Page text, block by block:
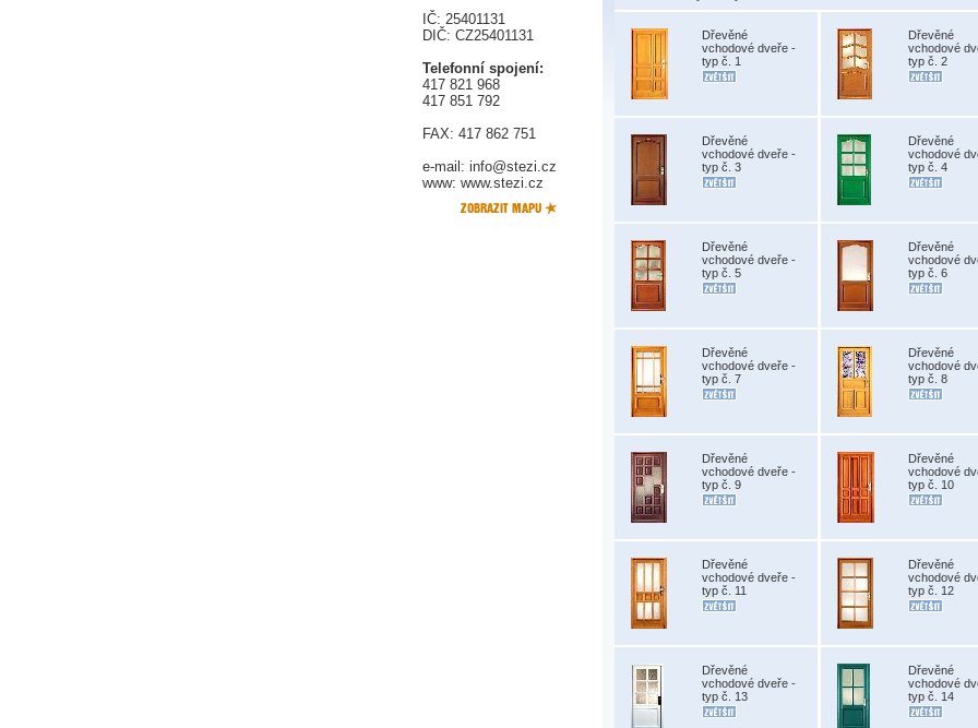
IČ: 25401131
DIČ: CZ25401131
Telefonní spojení:
417 821 968
417 851 792
FAX: 417 862 751
e-mail: info@stezi.cz
www: www.stezi.cz
Dřevěné
vchodové dveře -
typ č. 1
Dřevěné
vchodové
typ č. 2
Dřevěné
vchodové dveře -
typ č. 3
Dřevěné
vchodové
typ č. 4
Dřevěné
vchodové dveře -
typ č. 5
Dřevěné
vchodové
typ č. 6
Dřevěné
vchodové dveře -
typ č. 7
Dřevěné
vchodové
typ č. 8
Dřevěné
vchodové dveře -
typ č. 9
Dřevěné
vchodové
typ č. 10
Dřevěné
vchodové dveře -
typ č. 11
Dřevěné
vchodové
typ č. 12
Dřevěné
vchodové dveře -
typ č. 13
Dřevěné
vchodové
typ č. 14